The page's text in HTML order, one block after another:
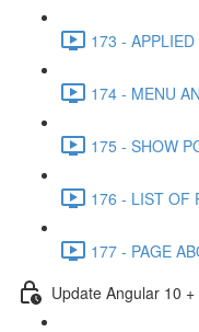
173 -
174 - MENU
175 - SHOW
176 - LIST OF
177 - PAGE
Update Angular 10 +